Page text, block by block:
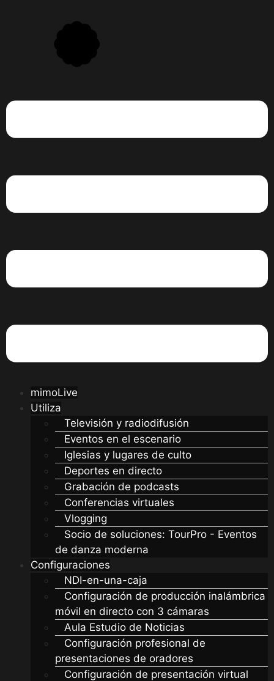
mimoLive
Utiliza
Televisión y radiodifusión
Eventos en el escenario
Iglesias y lugares de culto
Deportes en directo
Grabación de podcasts
Conferencias virtuales
Vlogging
Socio de soluciones: TourPro - Eventos
de danza moderna
Configuraciones
NDI-en-una-caja
Configuración de producción inalámbrica
móvil en directo con 3 cámaras
Aula Estudio de Noticias
Configuración profesional de
presentaciones de oradores
Configuración de presentación virtual